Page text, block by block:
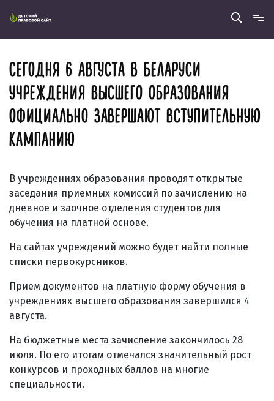
СЕГОДНЯ 6 АВГУСТА В БЕЛАРУСИ
УЧРЕЖДЕНИЯ ВЫСШЕГО ОБРАЗОВАНИЯ
ОФИЦИАЛЬНО ЗАВЕРШАЮТ ВСТУПИТЕЛЬНУЮ
КАМПАНИЮ
В учреждениях образования проводят открытые
заседания приемных комиссий по зачислению на
дневное и заочное отделения студентов для
обучения на платной основе.
На сайтах учреждений можно будет найти полные
списки первокурсников.
Прием документов на платную форму обучения в
учреждениях высшего образования завершился 4
августа.
На бюджетные места зачисление закончилось 28
июля. По его итогам отмечался значительный рост
конкурсов и проходных баллов на многие
специальности.